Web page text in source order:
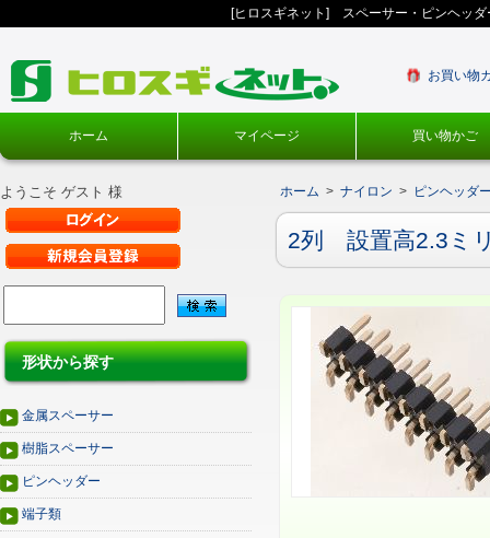
[ヒロスギネット] スペーサー・ピンヘッ
お買い物
ホーム マイページ 買い物かご
ようこそ ゲスト 様
形状から探す
金属スペーサー
樹脂スペーサー
ピンヘッダー
端子類
ホーム > ナイロン > ピンヘッダ
2列 設置高2.3ミ